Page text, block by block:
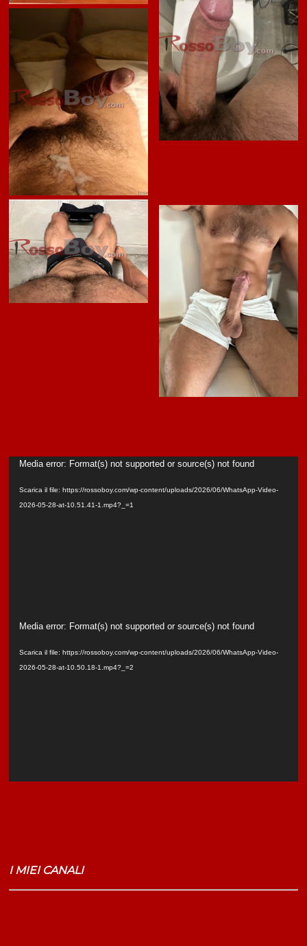
Video
Media error: Format(s) not supported or source(s) not found
Scarica il file: https://rossoboy.com/wp-content/uploads/2026/06/WhatsApp-Video-
2026-05-28-at-10.51.41-1.mp4?_=1
Video
Media error: Format(s) not supported or source(s) not found
Scarica il file: https://rossoboy.com/wp-content/uploads/2026/06/WhatsApp-Video-
2026-05-28-at-10.50.18-1.mp4?_=2
I MIEI CANALI